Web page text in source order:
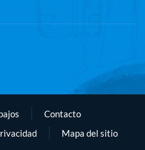
Contacto
Mapa del sitio